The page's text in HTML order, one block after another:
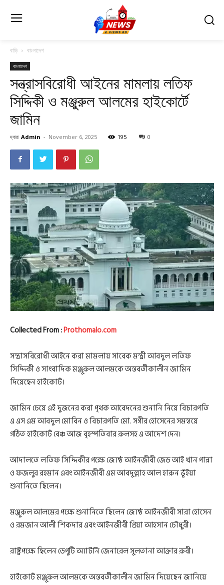
বাড়ি বাংলাদেশ
বাংলাদেশ
সন্ত্রাসবিরোধী আইনের মামলায় লতিফ
সিদ্দিকী ও মঞ্জুরুল আলমের হাইকোর্টে
জামিন
দ্বারা Admin - November 6, 2025 195 0
Collected From :Prothomalo.com
সন্ত্রাসবিরোধী আইনে করা মামলায় সাবেক মন্ত্রী আবদুল লতিফ
সিদ্দিকী ও সাংবাদিক মঞ্জুরুল আলমকে অন্তবর্তীকালীন জামিন
দিয়েছেন হাইকোর্ট।
জামিন চেয়ে এই দুজনের করা পৃথক আবেদনের শুনানি নিয়ে বিচারপতি
এ এস এম আবদুল মোবিন ও বিচারপতি মো. সগীর হোসেনের সমন্বয়ে
গঠিত হাইকোর্ট বেঞ্চ আজ বৃহস্পতিবার রুলসহ এ আদেশ দেন।
আদালতে লতিফ সিদ্দিকীর পক্ষে জ্যেষ্ঠ আইনজীবী জেড আই খান পান্না
ও ফজলুর রহমান এবং আইনজীবী এম আবদুল্লাহ আল হারুন ভূঁইয়া
শুনানিতে ছিলেন।
মঞ্জুরুল আলমের পক্ষে শুনানিতে ছিলেন জ্যেষ্ঠ আইনজীবী সারা হোসেন
ও রমজান আলী শিকদার এবং আইনজীবী প্রিয়া আহসান চৌধুরী।
রাষ্ট্রপক্ষে ছিলেন ডেপুটি অ্যাটর্নি জেনারেল সুলতানা আক্তার রুবী।
হাইকোর্ট মঞ্জুরুল আলমকে অন্তবর্তীকালীন জামিন দিয়েছেন জানিয়ে